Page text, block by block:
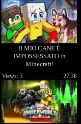
Il MIO CANE È
IMPOSSESSATO in
Minecraft!
27:38
Views: 3